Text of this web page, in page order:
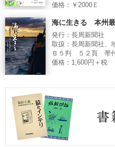
価格：￥2000Ｅ
海に生きる 本州
発行：長周新聞社
取扱：長周新聞社、
Ｂ５判 ５２頁 帯
価格：1,600円＋税